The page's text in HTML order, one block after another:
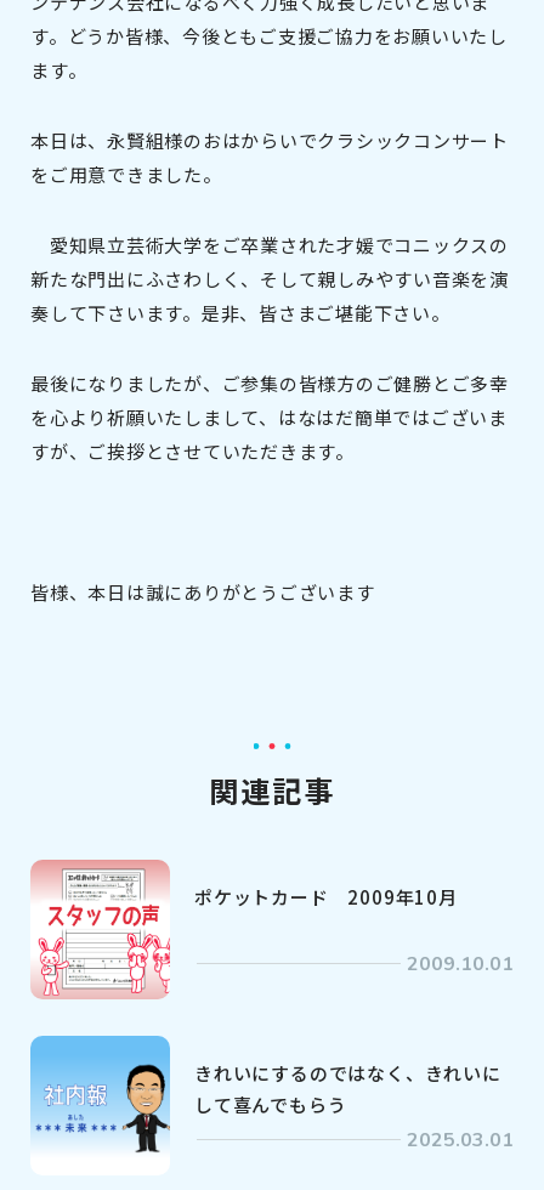
す。どうか皆様、今後ともご支援ご協力をお願いいたし
ます。
本日は、永賢組様のおはからいでクラシックコンサート
をご用意できました。
愛知県立芸術大学をご卒業された才媛でコニックスの
新たな門出にふさわしく、そして親しみやすい音楽を演
奏して下さいます。是非、皆さまご堪能下さい。
最後になりましたが、ご参集の皆様方のご健勝とご多幸
を心より祈願いたしまして、はなはだ簡単ではございま
すが、ご挨拶とさせていただきます。
皆様、本日は誠にありがとうございます
関連記事
ポケットカード 2009年10月
2009.10.01
きれいにするのではなく、きれいに
して喜んでもらう
2025.03.01